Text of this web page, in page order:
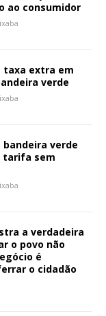
ao consumidor
taxa extra em
verde
bandeira verde
tarifa sem
a verdadeira
o povo não
é
o cidadão